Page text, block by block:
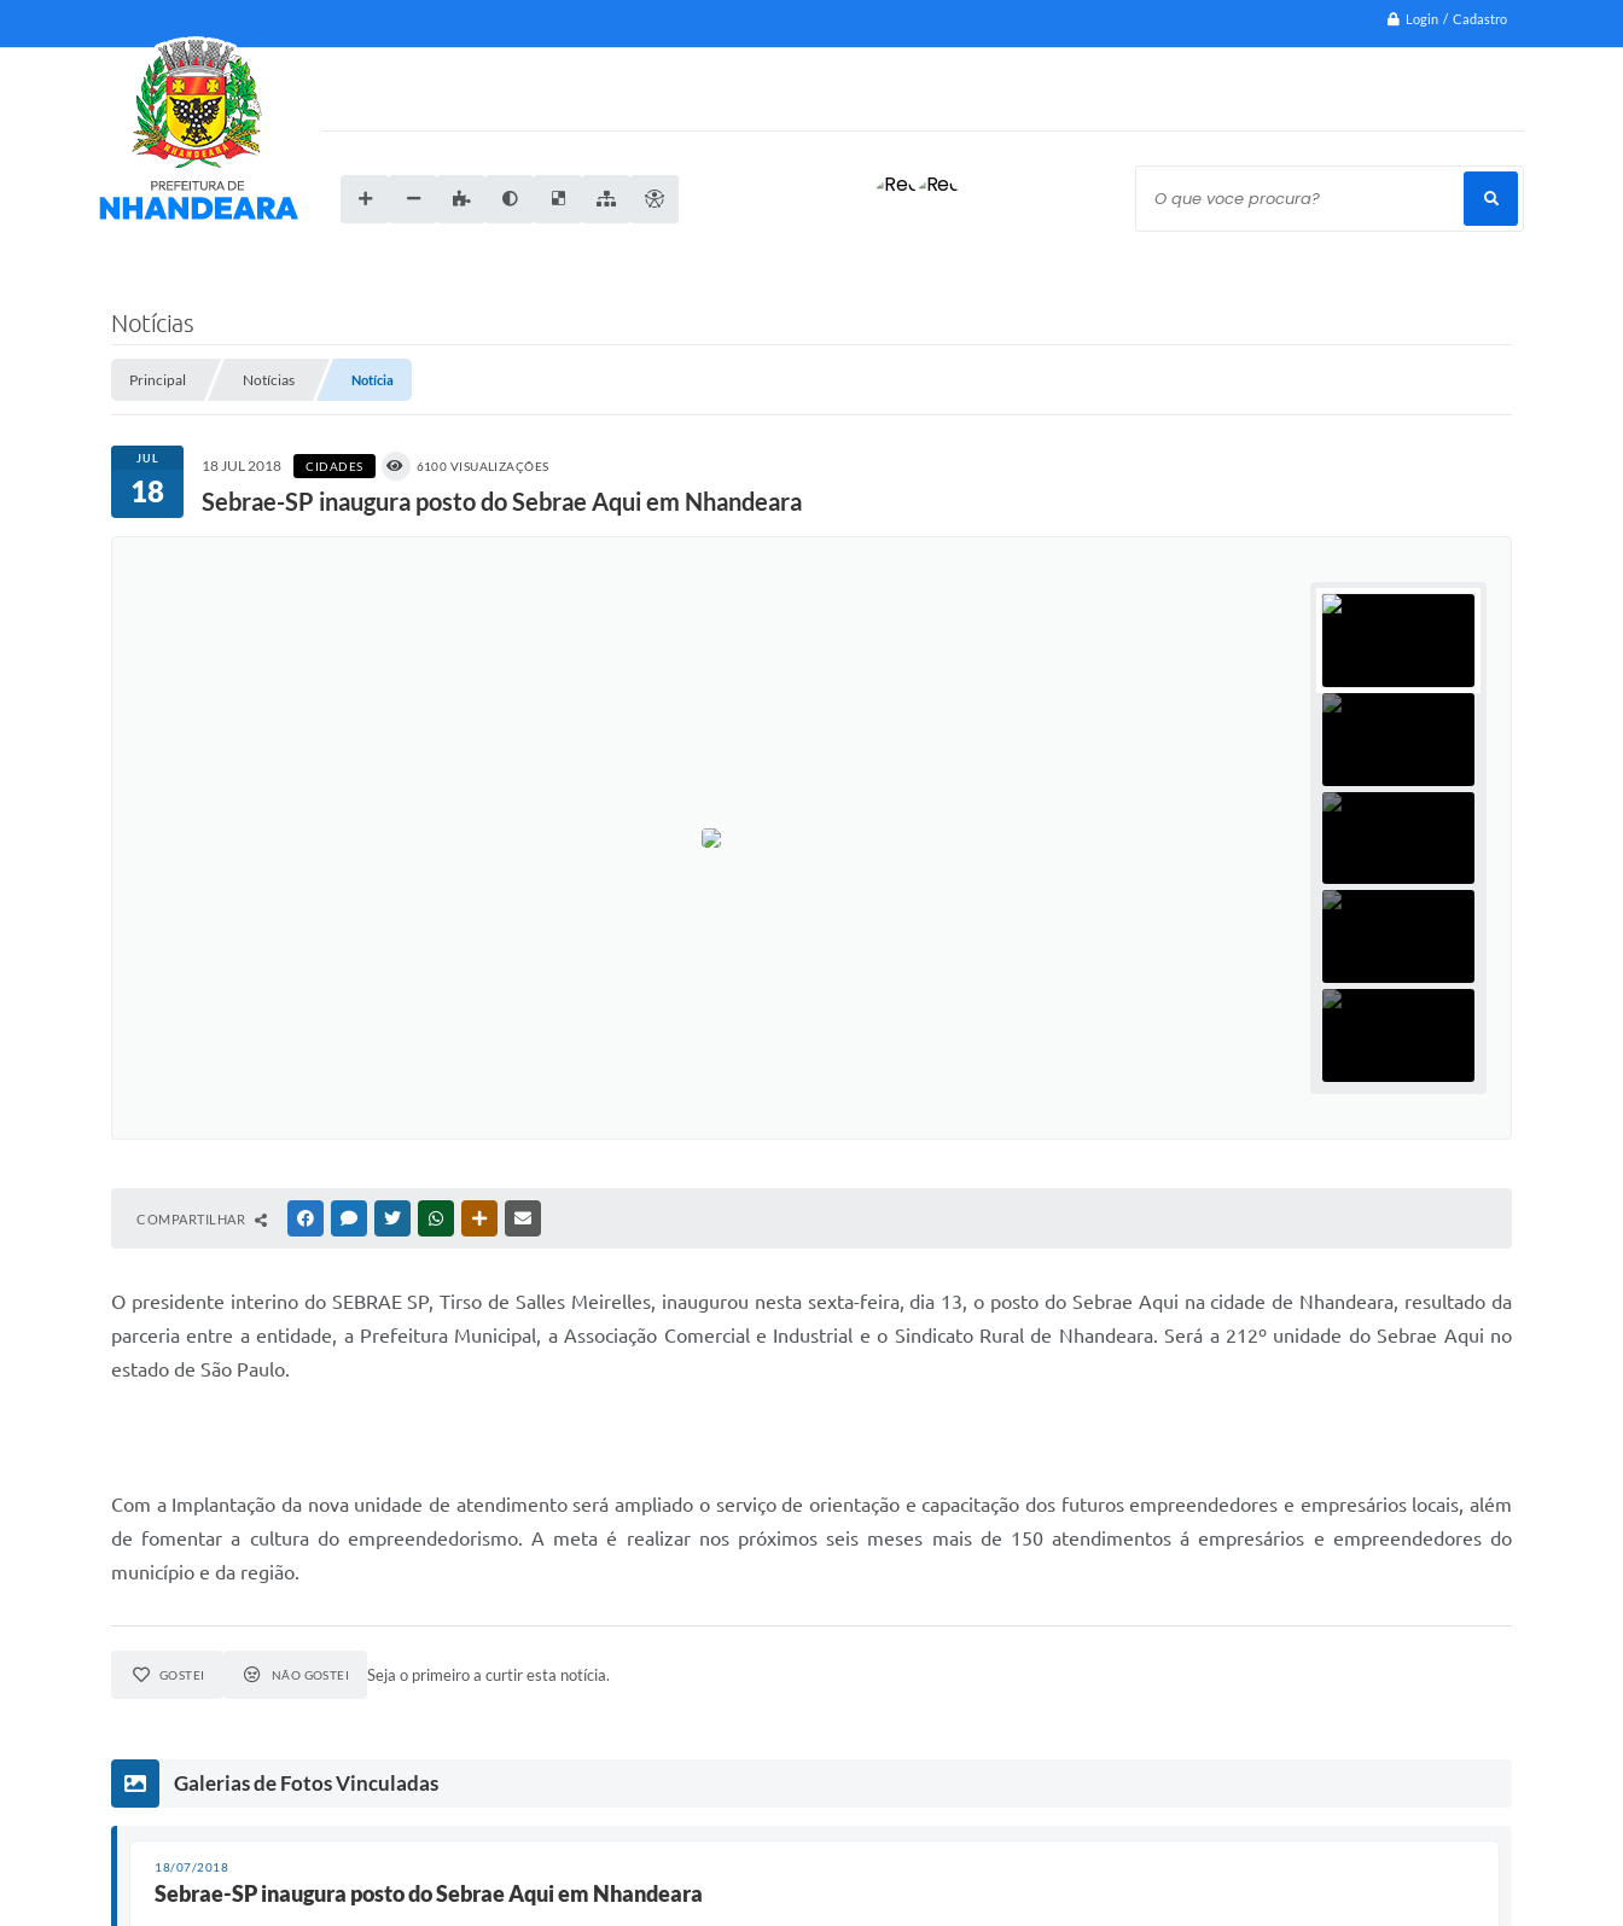
Login / Cadastro
O que voce procura?
Notícias
Principal Notícias Notícia
JUL
18
18 JUL 2018 CIDADES 6100 VISUALIZAÇÕES
Sebrae-SP inaugura posto do Sebrae Aqui em Nhandeara
COMPARTILHAR FACEBOOKMESSENGER
TWITTERWHATSAPPOUTRAS MÍDIAS
O presidente interino do SEBRAE SP, Tirso de Salles Meirelles, inaugurou nesta sexta-feira, dia 13, o posto do Sebrae Aqui na cidade de Nhandeara, resultado da
parceria entre a entidade, a Prefeitura Municipal, a Associação Comercial e Industrial e o Sindicato Rural de Nhandeara. Será a 212º unidade do Sebrae Aqui no
estado de São Paulo.
Com a Implantação da nova unidade de atendimento será ampliado o serviço de orientação e capacitação dos futuros empreendedores e empresários locais, além
de fomentar a cultura do empreendedorismo. A meta é realizar nos próximos seis meses mais de 150 atendimentos á empresários e empreendedores do
município e da região.
GOSTEI NÃO GOSTEI Seja o primeiro a curtir esta notícia.
Galerias de Fotos Vinculadas
18/07/2018
Sebrae-SP inaugura posto do Sebrae Aqui em Nhandeara